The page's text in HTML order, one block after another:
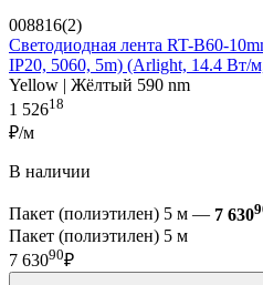
008816(2)
Светодиодная лента RT-B60-
IP20, 5060, 5m) (Arlight, 14.4 Вт/
Yellow | Жёлтый 590 nm
1 52618
₽/м
В наличии
Пакет (полиэтилен) 5 м — 7 630
Пакет (полиэтилен) 5 м
7 63090₽